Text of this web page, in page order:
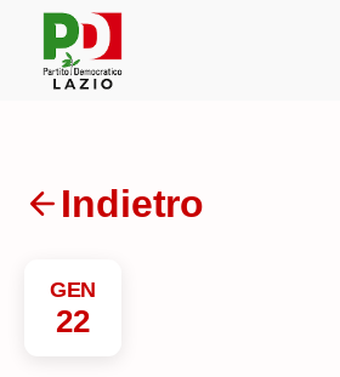
Indietro
GEN
22